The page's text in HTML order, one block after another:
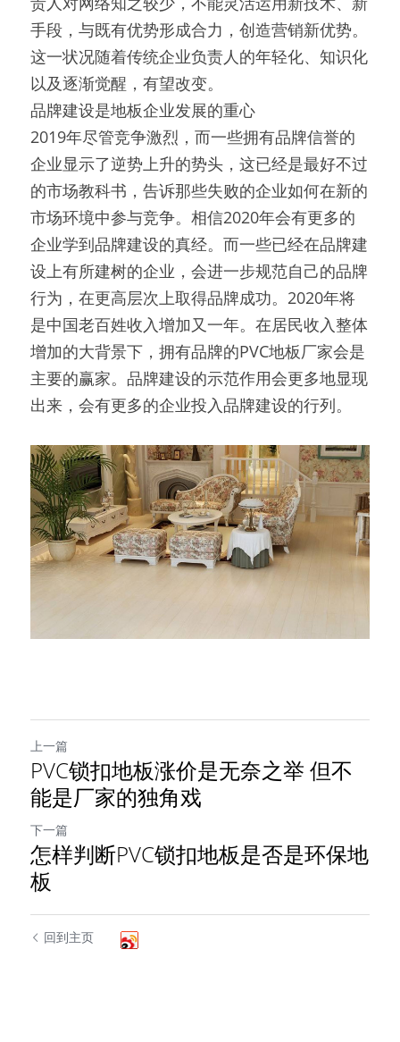
手段，与既有优势形成合力，创造营销新优势。
这一状况随着传统企业负责人的年轻化、知识化
以及逐渐觉醒，有望改变。
品牌建设是地板企业发展的重心
2019年尽管竞争激烈，而一些拥有品牌信誉的
企业显示了逆势上升的势头，这已经是最好不过
的市场教科书，告诉那些失败的企业如何在新的
市场环境中参与竞争。相信2020年会有更多的
企业学到品牌建设的真经。而一些已经在品牌建
设上有所建树的企业，会进一步规范自己的品牌
行为，在更高层次上取得品牌成功。2020年将
是中国老百姓收入增加又一年。在居民收入整体
增加的大背景下，拥有品牌的PVC地板厂家会是
主要的赢家。品牌建设的示范作用会更多地显现
出来，会有更多的企业投入品牌建设的行列。
上一篇
PVC锁扣地板涨价是无奈之举 但不
能是厂家的独角戏
下一篇
怎样判断PVC锁扣地板是否是环保地
板
回到主页